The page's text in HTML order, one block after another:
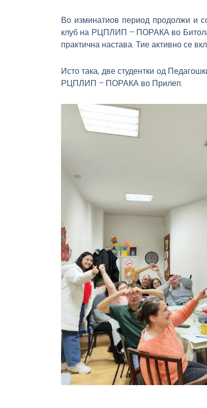
Во изминатиов период продолжи и
клуб на РЦПЛИП – ПОРАКА во Битола,
практична настава. Тие активно се
Исто така, две студентки од
РЦПЛИП – ПОРАКА во Прилеп.